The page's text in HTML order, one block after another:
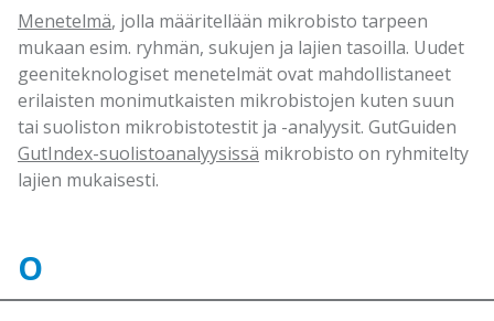
Menetelmä, jolla määritellään mikrobisto tarpeen
mukaan esim. ryhmän, sukujen ja lajien tasoilla. Uudet
geeniteknologiset menetelmät ovat mahdollistaneet
erilaisten monimutkaisten mikrobistojen kuten suun
tai suoliston mikrobistotestit ja -analyysit. GutGuiden
GutIndex-suolistoanalyysissä mikrobisto on ryhmitelty
lajien mukaisesti.
O